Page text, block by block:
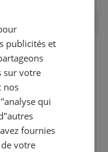
GERMAN
ROMANIAN
publicités et
sur votre
nos
qui
fournies
votre